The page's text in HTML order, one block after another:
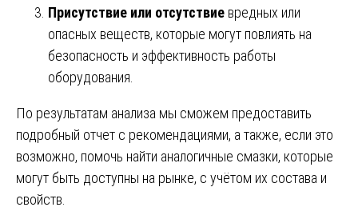
Присутствие или отсутствие вредных или
опасных веществ, которые могут повлиять на
безопасность и эффективность работы
оборудования.
По результатам анализа мы сможем предоставить
подробный отчет с рекомендациями, а также, если это
возможно, помочь найти аналогичные смазки, которые
могут быть доступны на рынке, с учётом их состава и
свойств.